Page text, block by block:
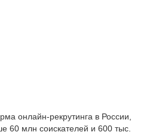
онлайн-рекрутинга в России,
60 млн соискателей и 600 тыс.